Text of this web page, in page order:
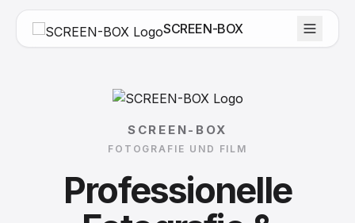
SCREEN-BOX
SCREEN-BOX
FOTOGRAFIE UND FILM
Professionelle